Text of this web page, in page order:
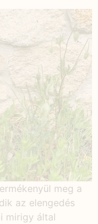
meg a
az elengedés
mirigy által